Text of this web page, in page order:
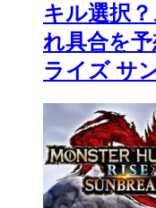
キル選択
れ具合を
ライズ サ